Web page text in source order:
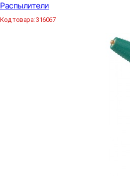
Распылители
Код товара:316067